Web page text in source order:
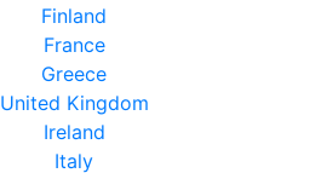
Finland
France
Greece
United Kingdom
Ireland
Italy